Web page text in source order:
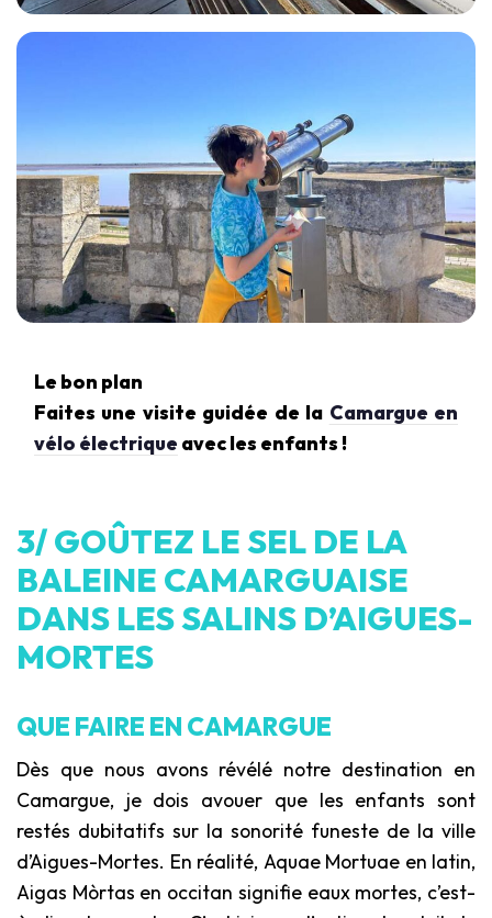
Le bon plan
Faites une visite guidée de la Camargue en
vélo électrique avec les enfants !
3/ GOÛTEZ LE SEL DE LA
BALEINE CAMARGUAISE
DANS LES SALINS D’AIGUES-
MORTES
QUE FAIRE EN CAMARGUE
Dès que nous avons révélé notre destination en
Camargue, je dois avouer que les enfants sont
restés dubitatifs sur la sonorité funeste de la ville
d’Aigues-Mortes. En réalité, Aquae Mortuae en latin,
Aigas Mòrtas en occitan signifie eaux mortes, c’est-